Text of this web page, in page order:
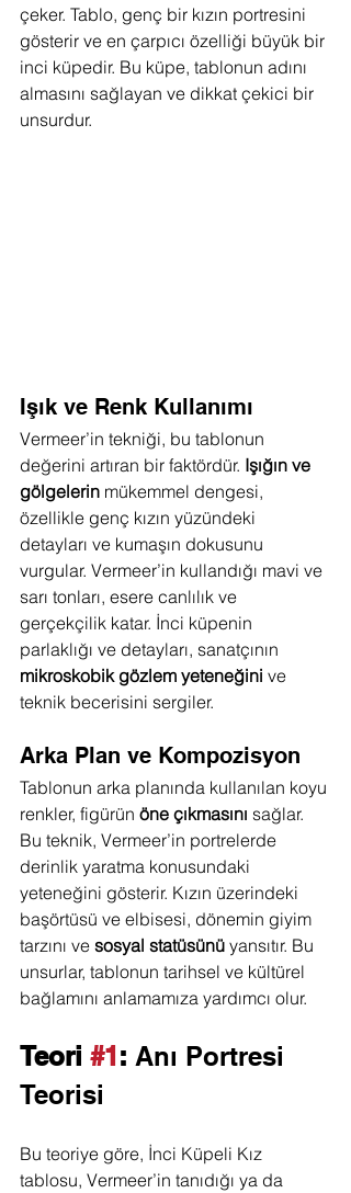
çeker. Tablo, genç bir kızın portresini
gösterir ve en çarpıcı özelliği büyük bir
inci küpedir. Bu küpe, tablonun adını
almasını sağlayan ve dikkat çekici bir
unsurdur.
Işık ve Renk Kullanımı
Vermeer’in tekniği, bu tablonun
değerini artıran bir faktördür. Işığın ve
gölgelerin mükemmel dengesi,
özellikle genç kızın yüzündeki
detayları ve kumaşın dokusunu
vurgular. Vermeer’in kullandığı mavi ve
sarı tonları, esere canlılık ve
gerçekçilik katar. İnci küpenin
parlaklığı ve detayları, sanatçının
mikroskobik gözlem yeteneğini ve
teknik becerisini sergiler.
Arka Plan ve Kompozisyon
Tablonun arka planında kullanılan koyu
renkler, figürün öne çıkmasını sağlar.
Bu teknik, Vermeer’in portrelerde
derinlik yaratma konusundaki
yeteneğini gösterir. Kızın üzerindeki
başörtüsü ve elbisesi, dönemin giyim
tarzını ve sosyal statüsünü yansıtır. Bu
unsurlar, tablonun tarihsel ve kültürel
bağlamını anlamamıza yardımcı olur.
Teori #1 : Anı Portresi
Teorisi
Bu teoriye göre, İnci Küpeli Kız
tablosu, Vermeer’in tanıdığı ya da